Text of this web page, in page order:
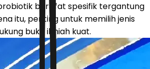
bersifat spesifik tergantung
itu, penting untuk memilih jenis
bukti ilmiah kuat.